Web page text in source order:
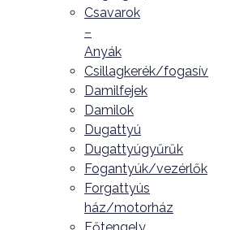
Csavarok
–
Anyák
Csillagkerék/fogasív
Damilfejek
Damilok
Dugattyú
Dugattyúgyűrűk
Fogantyúk/vezérlők
Forgattyús
ház/motorház